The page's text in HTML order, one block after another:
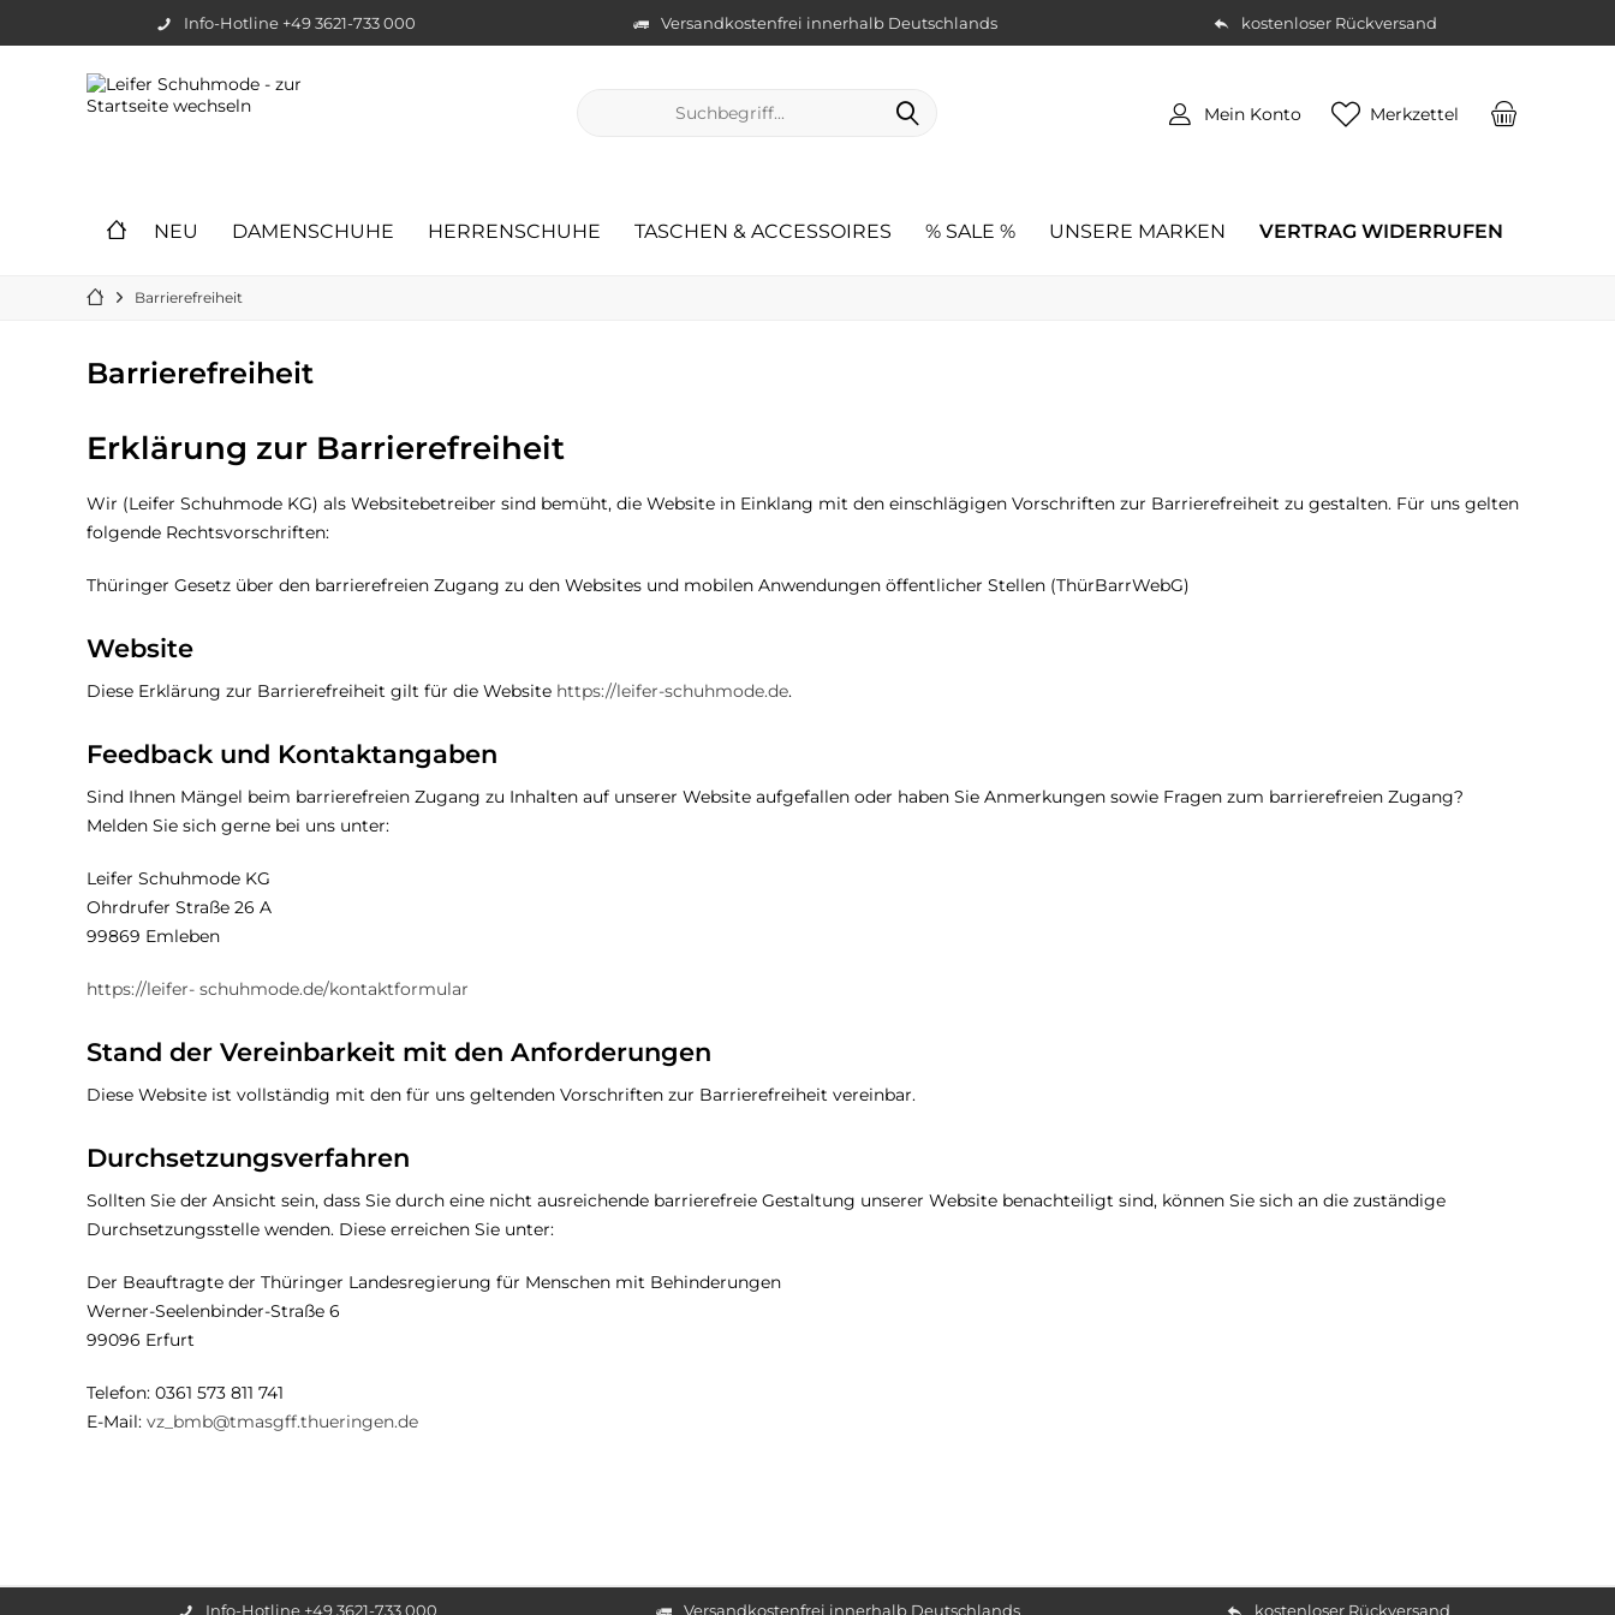
Info-Hotline +49 3621-733 000 Versandkostenfrei innerhalb Deutschlands kostenloser Rückversand
Merkzettel
Mein Konto
NEU DAMENSCHUHE HERRENSCHUHE TASCHEN & ACCESSOIRES % SALE % UNSERE MARKEN VERTRAG WIDERRUFEN
Barrierefreiheit
Barrierefreiheit
Erklärung zur Barrierefreiheit
Wir (Leifer Schuhmode KG) als Websitebetreiber sind bemüht, die Website in Einklang mit den einschlägigen Vorschriften zur Barrierefreiheit zu gestalten. Für uns gelten
folgende Rechtsvorschriften:
Thüringer Gesetz über den barrierefreien Zugang zu den Websites und mobilen Anwendungen öffentlicher Stellen (ThürBarrWebG)
Website
Diese Erklärung zur Barrierefreiheit gilt für die Website https://leifer-schuhmode.de.
Feedback und Kontaktangaben
Sind Ihnen Mängel beim barrierefreien Zugang zu Inhalten auf unserer Website aufgefallen oder haben Sie Anmerkungen sowie Fragen zum barrierefreien Zugang?
Melden Sie sich gerne bei uns unter:
Leifer Schuhmode KG
Ohrdrufer Straße 26 A
99869 Emleben
https://leifer- schuhmode.de/kontaktformular
Stand der Vereinbarkeit mit den Anforderungen
Diese Website ist vollständig mit den für uns geltenden Vorschriften zur Barrierefreiheit vereinbar.
Durchsetzungsverfahren
Sollten Sie der Ansicht sein, dass Sie durch eine nicht ausreichende barrierefreie Gestaltung unserer Website benachteiligt sind, können Sie sich an die zuständige
Durchsetzungsstelle wenden. Diese erreichen Sie unter:
Der Beauftragte der Thüringer Landesregierung für Menschen mit Behinderungen
Werner-Seelenbinder-Straße 6
99096 Erfurt
Telefon: 0361 573 811 741
E-Mail: vz_bmb@tmasgff.thueringen.de
Info-Hotline +49 3621-733 000 Versandkostenfrei innerhalb Deutschlands kostenloser Rückversand